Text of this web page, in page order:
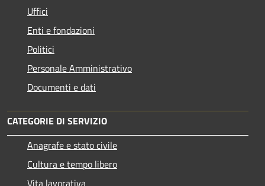
Uffici
Enti e fondazioni
Politici
Personale Amministrativo
Documenti e dati
CATEGORIE DI SERVIZIO
Anagrafe e stato civile
Cultura e tempo libero
Vita lavorativa